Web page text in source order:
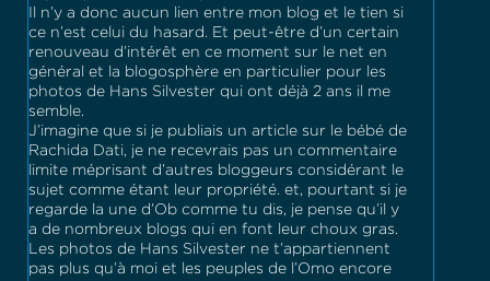
Il n’y a donc aucun lien entre mon blog et le tien si
ce n’est celui du hasard. Et peut-être d’un certain
renouveau d’intérêt en ce moment sur le net en
général et la blogosphère en particulier pour les
photos de Hans Silvester qui ont déjà 2 ans il me
semble.
J’imagine que si je publiais un article sur le bébé de
Rachida Dati, je ne recevrais pas un commentaire
limite méprisant d’autres bloggeurs considérant le
sujet comme étant leur propriété. et, pourtant si je
regarde la une d’Ob comme tu dis, je pense qu’il y
a de nombreux blogs qui en font leur choux gras.
Les photos de Hans Silvester ne t’appartiennent
pas plus qu’à moi et les peuples de l’Omo encore